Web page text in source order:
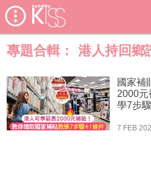
專題合輯： 港人持回鄉
國家補
2000元
學7步驟
7 FEB